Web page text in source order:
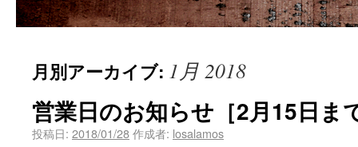
月別アーカイブ: 1月 2018
営業日のお知らせ［2月15日ま
投稿日: 2018/01/28作成者: losalamos